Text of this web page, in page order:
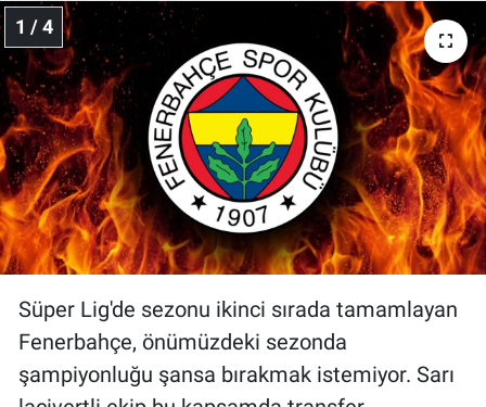
1 / 4
Süper Lig'de sezonu ikinci sırada tamamlayan
Fenerbahçe, önümüzdeki sezonda
şampiyonluğu şansa bırakmak istemiyor. Sarı
Günün görüntüsü
Haber
İlan
Kimdir
Koronavirüs
Kültür Sanat
Ne demişti